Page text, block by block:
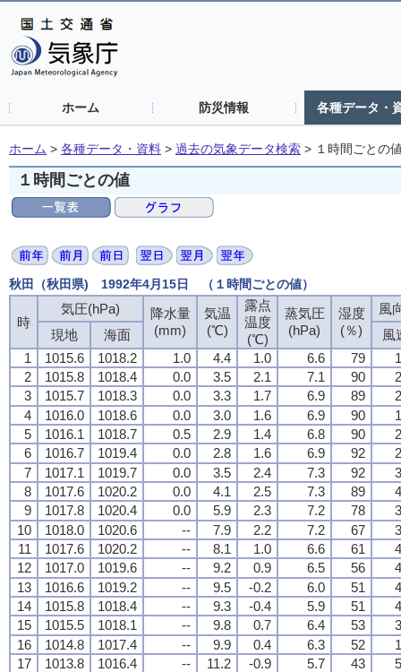
ホーム 防災情報 各種データ・
ホーム > 各種データ・資料 > 過去の気象データ検索 > １時間ごとの
１時間ごとの値
秋田（秋田県) 1992年4月15日 （１時間ごとの値）
時
気圧(hPa)
降水量
(mm)
気温
(℃)
露点
温度
(℃)
蒸気圧
(hPa)
湿度
(％)
風
現地
海面
風
1
1015.6 1018.2 1.0 4.4 1.0 6.6 79
2
1015.8 1018.4 0.0 3.5 2.1 7.1 90
3
1015.7 1018.3 0.0 3.3 1.7 6.9 89
4
1016.0 1018.6 0.0 3.0 1.6 6.9 90
5
1016.1 1018.7 0.5 2.9 1.4 6.8 90
6
1016.7 1019.4 0.0 2.8 1.6 6.9 92
7
1017.1 1019.7 0.0 3.5 2.4 7.3 92
8
1017.6 1020.2 0.0 4.1 2.5 7.3 89
9
1017.8 1020.4 0.0 5.9 2.3 7.2 78
10
1018.0 1020.6 -- 7.9 2.2 7.2 67
11
1017.6 1020.2 -- 8.1 1.0 6.6 61
12
1017.0 1019.6 -- 9.2 0.9 6.5 56
13
1016.6 1019.2 -- 9.5 -0.2 6.0 51
14
1015.8 1018.4 -- 9.3 -0.4 5.9 51
15
1015.5 1018.1 -- 9.8 0.7 6.4 53
16
1014.8 1017.4 -- 9.9 0.4 6.3 52
17
1013.8 1016.4 -- 11.2 -0.9 5.7 43